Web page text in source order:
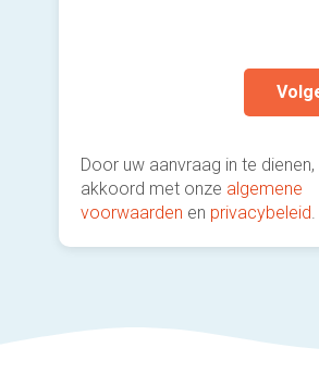
Door uw aanvraag in te dienen,
akkoord met onze algemene
voorwaarden en privacybeleid